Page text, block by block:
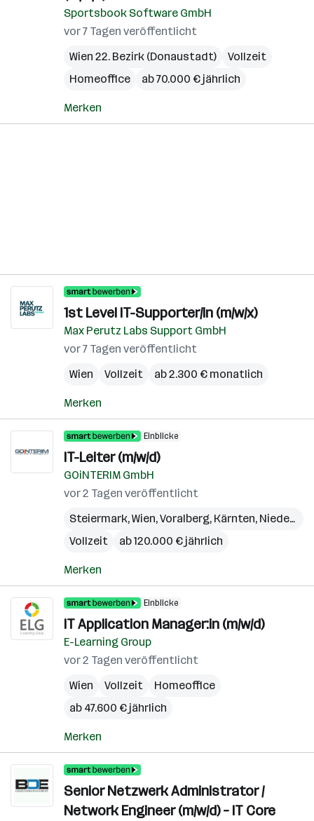
Sportsbook Software GmbH
vor 7 Tagen veröffentlicht
Wien 22. Bezirk (Donaustadt)
Vollzeit
Homeoffice
ab 70.000 € jährlich
Merken
1st Level IT-Supporter/in (m/w/x)
Max Perutz Labs Support GmbH
vor 7 Tagen veröffentlicht
Wien
Vollzeit ab 2.300 € monatlich
Merken
Einblicke
IT-Leiter (m/w/d)
GOiNTERIM GmbH
vor 2 Tagen veröffentlicht
Steiermark,Wien,Voralberg, Kärnten, Niederösterreich
Vollzeit
ab 120.000 € jährlich
Merken
Einblicke
IT Application Manager:in (m/w/d)
E-Learning Group
vor 2 Tagen veröffentlicht
Wien
Vollzeit
Homeoffice
ab 47.600 € jährlich
Merken
Senior Netzwerk Administrator /
Network Engineer (m/w/d) – IT Core